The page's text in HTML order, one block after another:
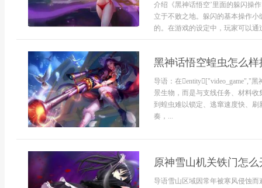
介绍《黑神话悟空’里面的躲闪操
立于不败之地。躲闪的基本操作
的。在游戏的设定中，玩家可以通
黑神话悟空蝗虫怎么样
导语：在entity["video_game","
景生物，而是与支线任务、材料
到蝗虫难以锁定、逃窜速度快、
奏，...
原神雪山机关铁门怎么
导语雪山区域因常年被寒风侵蚀